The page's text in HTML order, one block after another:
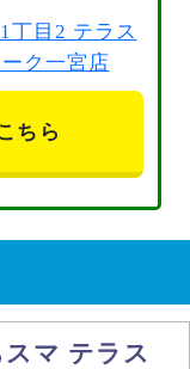
丁目2 テラス
ク一宮店
ちら
マ テラス